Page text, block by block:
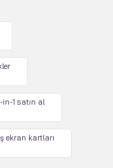
in-1 satın al
ekran kartları